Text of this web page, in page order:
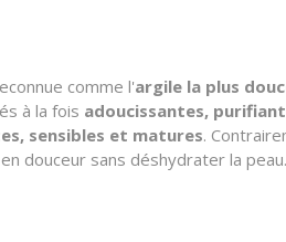
comme l'argile la plus
à la fois adoucissantes,
sensibles et matures.
douceur sans déshydrater la